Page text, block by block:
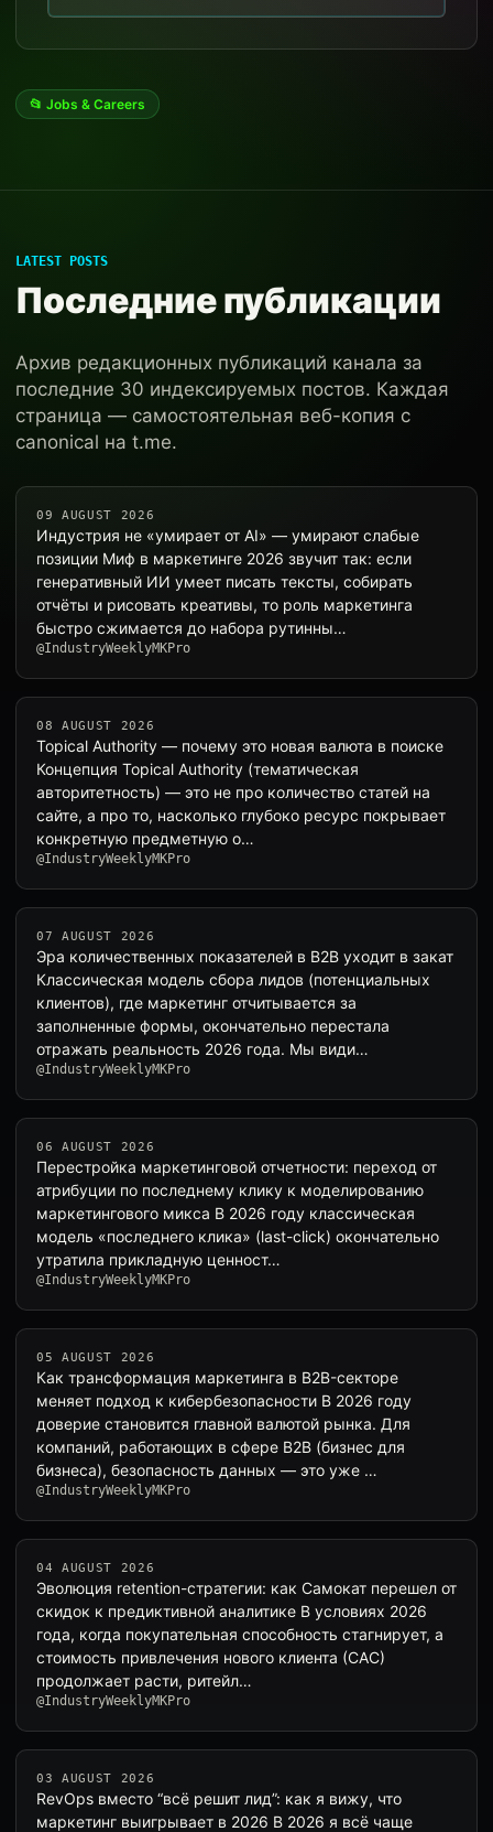
📂 Jobs & Careers
LATEST POSTS
Последние публикации
Архив редакционных публикаций канала за
последние 30 индексируемых постов. Каждая
страница — самостоятельная веб-копия с
canonical на t.me.
09 AUGUST 2026
Индустрия не «умирает от AI» — умирают слабые
позиции Миф в маркетинге 2026 звучит так: если
генеративный ИИ умеет писать тексты, собирать
отчёты и рисовать креативы, то роль маркетинга
быстро сжимается до набора рутинны…
@IndustryWeeklyMKPro
08 AUGUST 2026
Topical Authority — почему это новая валюта в поиске
Концепция Topical Authority (тематическая
авторитетность) — это не про количество статей на
сайте, а про то, насколько глубоко ресурс покрывает
конкретную предметную о…
@IndustryWeeklyMKPro
07 AUGUST 2026
Эра количественных показателей в B2B уходит в закат
Классическая модель сбора лидов (потенциальных
клиентов), где маркетинг отчитывается за
заполненные формы, окончательно перестала
отражать реальность 2026 года. Мы види…
@IndustryWeeklyMKPro
06 AUGUST 2026
Перестройка маркетинговой отчетности: переход от
атрибуции по последнему клику к моделированию
маркетингового микса В 2026 году классическая
модель «последнего клика» (last-click) окончательно
утратила прикладную ценност…
@IndustryWeeklyMKPro
05 AUGUST 2026
Как трансформация маркетинга в B2B-секторе
меняет подход к кибербезопасности В 2026 году
доверие становится главной валютой рынка. Для
компаний, работающих в сфере B2B (бизнес для
бизнеса), безопасность данных — это уже …
@IndustryWeeklyMKPro
04 AUGUST 2026
Эволюция retention-стратегии: как Самокат перешел от
скидок к предиктивной аналитике В условиях 2026
года, когда покупательная способность стагнирует, а
стоимость привлечения нового клиента (CAC)
продолжает расти, ритейл…
@IndustryWeeklyMKPro
03 AUGUST 2026
RevOps вместо “всё решит лид”: как я вижу, что
маркетинг выигрывает в 2026 В 2026 я всё чаще